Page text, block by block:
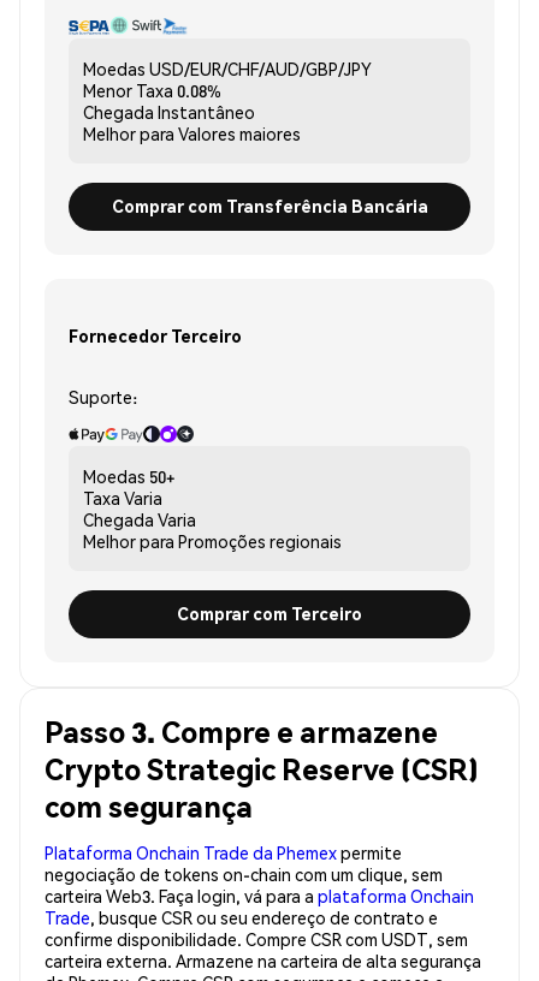
Moedas USD/EUR/CHF/AUD/GBP/JPY
Menor Taxa 0.08%
Chegada Instantâneo
Melhor para Valores maiores
Comprar com Transferência Bancária
Fornecedor Terceiro
Suporte:
Moedas 50+
Taxa Varia
Chegada Varia
Melhor para Promoções regionais
Comprar com Terceiro
Passo 3. Compre e armazene
Crypto Strategic Reserve (CSR)
com segurança
Plataforma Onchain Trade da Phemexpermite
negociação de tokens on-chain com um clique, sem
carteira Web3. Faça login, vá para a plataforma Onchain
Trade, busque CSR ou seu endereço de contrato e
confirme disponibilidade. Compre CSR com USDT, sem
carteira externa. Armazene na carteira de alta segurança